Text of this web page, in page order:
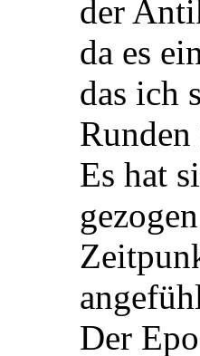
der
da es
das ich
Es hat
Der